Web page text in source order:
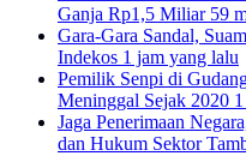
Ganja Rp1,5 Miliar 59
Gara-Gara Sandal,
Indekos 1 jam yang lalu
Pemilik Senpi di
Meninggal Sejak 2020
Jaga Penerimaan
dan Hukum Sektor